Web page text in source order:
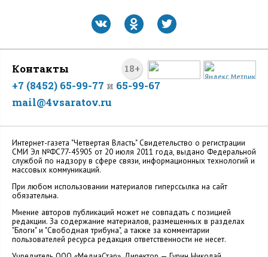
18+
Контакты
+7 (8452) 65-99-77 и 65-99-67
mail@4vsaratov.ru
Интернет-газета "Четвертая Власть" Cвидетельство о регистрации
СМИ Эл №ФС77-45905 от 20 июля 2011 года, выдано Федеральной
службой по надзору в сфере связи, информационных технологий и
массовых коммуникаций.
При любом использовании материалов гиперссылка на сайт
обязательна.
Мнение авторов публикаций может не совпадать с позицией
редакции. За содержание материалов, размещенных в разделах
"Блоги" и "Свободная трибуна", а также за комментарии
пользователей ресурса редакция ответственности не несет.